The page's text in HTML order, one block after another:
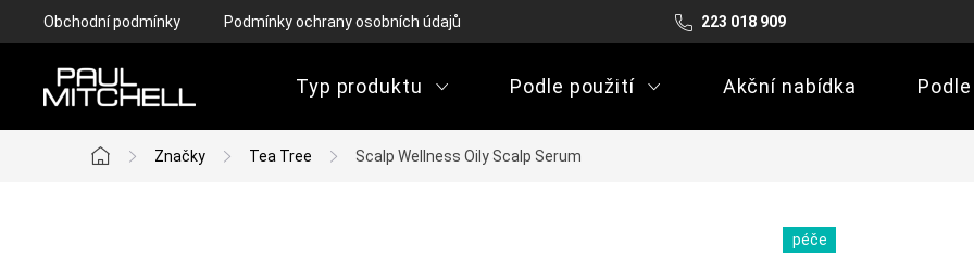
223 018 909
Obchodní podmínky Podmínky ochrany osobních údajů
Typ produktu Podle použití Akční nabídka
Domů
Značky Tea Tree Scalp Wellness Oily Scalp Serum
péče